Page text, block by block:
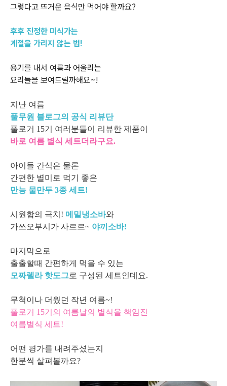
그렇다고 뜨거운 음식만 먹어야 할까요?
후후 진정한 미식가는
계절을 가리지 않는 법!
용기를 내서 여름과 어울리는
요리들을 보여드릴까해요~!
지난 여름
풀무원 블로그의 공식 리뷰단
풀로거 15기 여러분들이 리뷰한 제품이
바로 여름 별식 세트더라구요.
아이들 간식은 물론
간편한 별미로 먹기 좋은
만능 물만두 3종 세트!
시원함의 극치! 메밀냉소바와
가쓰오부시가 사르르~ 야끼소바!
마지막으로
출출할때 간편하게 먹을 수 있는
모짜렐라 핫도그로 구성된 세트인데요.
무척이나 더웠던 작년 여름~!
풀로거 15기의 여름날의 별식을 책임진
여름별식 세트!
어떤 평가를 내려주셨는지
한분씩 살펴볼까요?